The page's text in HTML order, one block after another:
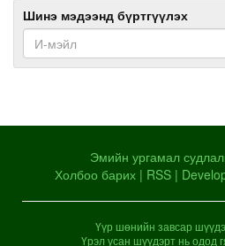
Шинэ мэдээнд бүртгүүлэх
Эмийн ургамал
Холбоо барих | RSS |
Үүр шөнийн завсар
Үрэл усан шүүдэрт нь одод